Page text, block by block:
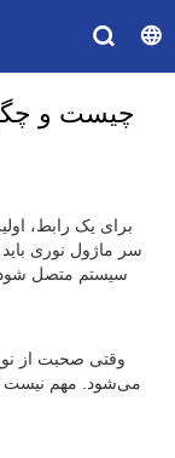
برای یک رابط،
سر ماژول نوری
سیستم متصل شود
وقتی صحبت از
می‌شود. مهم نیست